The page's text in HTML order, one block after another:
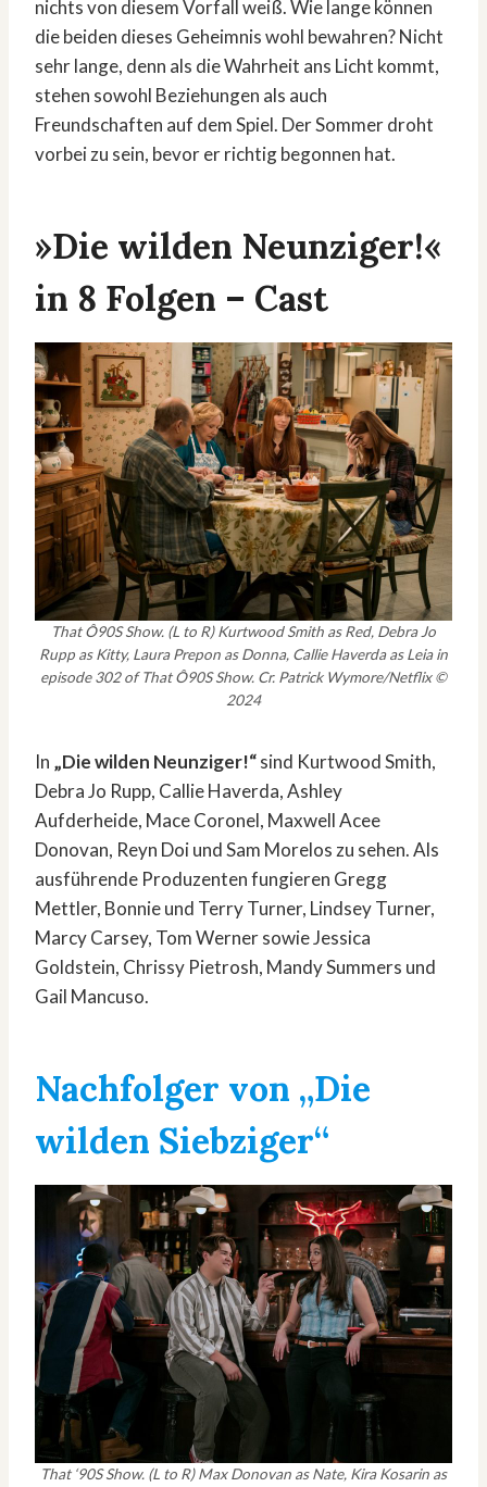
nichts von diesem Vorfall weiß. Wie lange können
die beiden dieses Geheimnis wohl bewahren? Nicht
sehr lange, denn als die Wahrheit ans Licht kommt,
stehen sowohl Beziehungen als auch
Freundschaften auf dem Spiel. Der Sommer droht
vorbei zu sein, bevor er richtig begonnen hat.
»Die wilden Neunziger!«
in 8 Folgen – Cast
That Ô90S Show. (L to R) Kurtwood Smith as Red, Debra Jo
Rupp as Kitty, Laura Prepon as Donna, Callie Haverda as Leia in
episode 302 of That Ô90S Show. Cr. Patrick Wymore/Netflix ©
2024
In „Die wilden Neunziger!“sind Kurtwood Smith,
Debra Jo Rupp, Callie Haverda, Ashley
Aufderheide, Mace Coronel, Maxwell Acee
Donovan, Reyn Doi und Sam Morelos zu sehen. Als
ausführende Produzenten fungieren Gregg
Mettler, Bonnie und Terry Turner, Lindsey Turner,
Marcy Carsey, Tom Werner sowie Jessica
Goldstein, Chrissy Pietrosh, Mandy Summers und
Gail Mancuso.
Nachfolger von „Die
wilden Siebziger“
That ‘90S Show. (L to R) Max Donovan as Nate, Kira Kosarin as